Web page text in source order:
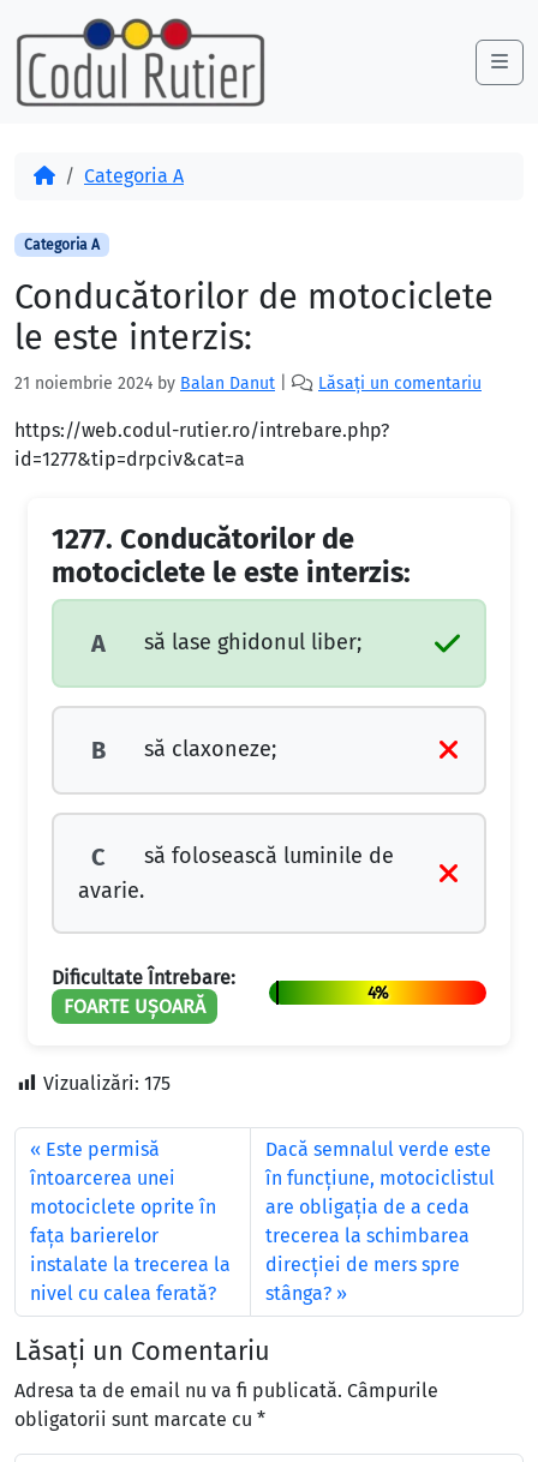
Skip to content
Skip to footer
AcasăCategoria A
Categoria A
Conducătorilor de motociclete
le este interzis:
21 noiembrie 2024 by Balan Danut Lăsați un comentariu
https://web.codul-rutier.ro/intrebare.php?
id=1277&tip=drpciv&cat=a
1277. Conducătorilor de
motociclete le este interzis:
A să lase ghidonul liber;
B să claxoneze;
C
să folosească luminile de
avarie.
Dificultate Întrebare:
FOARTE UȘOARĂ
4%
Vizualizări: 175
Este permisă
întoarcerea unei
motociclete oprite în
faţa barierelor
instalate la trecerea la
nivel cu calea ferată?
Dacă semnalul verde este
în funcţiune, motociclistul
are obligaţia de a ceda
trecerea la schimbarea
direcţiei de mers spre
stânga?
Lăsați un Comentariu
Adresa ta de email nu va fi publicată. Câmpurile
obligatorii sunt marcate cu *